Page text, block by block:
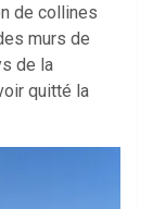
de collines
murs de
de la
quitté la